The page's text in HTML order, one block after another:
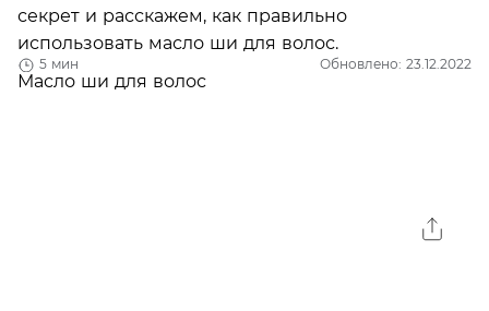
5 мин Обновлено: 23.12.2022
секрет и расскажем, как правильно
использовать масло ши для волос.